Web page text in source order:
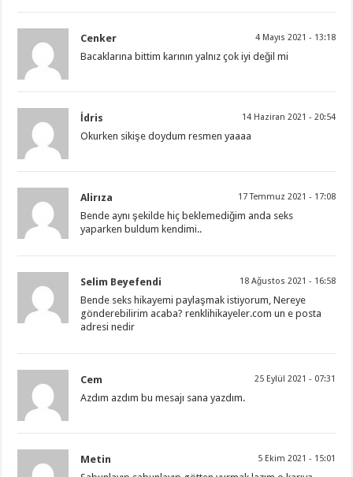
Cenker 4 Mayıs 2021 - 13:18
Bacaklarına bittim karının yalnız çok iyi değil mi
İdris 14 Haziran 2021 - 20:54
Okurken sikişe doydum resmen yaaaa
Alirıza 17 Temmuz 2021 - 17:08
Bende aynı şekilde hiç beklemediğim anda seks
yaparken buldum kendimi..
Selim Beyefendi 18 Ağustos 2021 - 16:58
Bende seks hikayemi paylaşmak istiyorum, Nereye
gönderebilirim acaba? renklihikayeler.com un e posta
adresi nedir
Cem 25 Eylül 2021 - 07:31
Azdım azdım bu mesajı sana yazdım.
Metin 5 Ekim 2021 - 15:01